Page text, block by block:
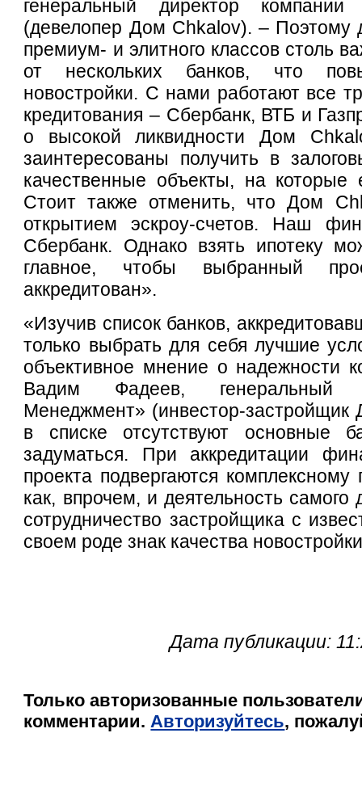
генеральный директор
(девелопер Дом Chkalov). – Поэтому
премиум- и элитного классов столь
от нескольких банков, что
новостройки. С нами работают все
кредитования – Сбербанк, ВТБ и
о высокой ликвидности Дом
заинтересованы получить в
качественные объекты, на которые
Стоит также отменить, что Дом
открытием эскроу-счетов. Наш
Сбербанк. Однако взять ипотеку
главное, чтобы выбранный
аккредитован».
«Изучив список банков,
только выбрать для себя лучшие
объективное мнение о надежности
Вадим Фадеев, генеральный
Менеджмент» (инвестор-
в списке отсутствуют основные
задуматься. При аккредитации
проекта подвергаются
как, впрочем, и деятельность
сотрудничество застройщика с
своем роде знак качества
Дата публикации:
Только авторизованные
комментарии.Авторизуйтесь,